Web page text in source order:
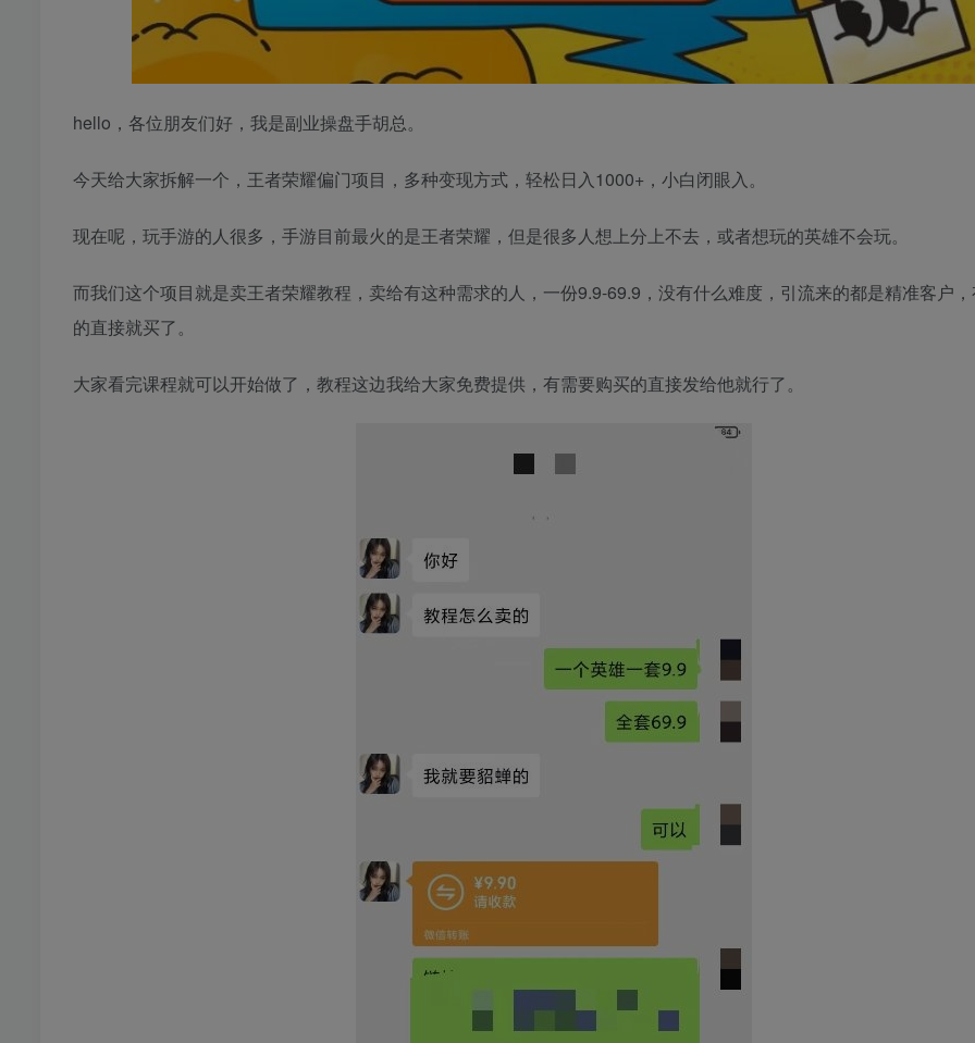
hello，各位朋友们好，我是副业操盘手胡总。
今天给大家拆解一个， 王者荣耀偏门项目 ，多种变现方式，轻松日入1000+，小白闭眼入。
现在呢，玩手游的人很多，手游目前最火的是王者荣耀，但是很多人想上分上不去，或者想玩的英雄不会玩。
而我们这个项目就是卖王者荣耀教程，卖给有这种需求的人，一份9.9-69.9，没有什么难度，引流来的都是精准客户
的直接就买了。
大家看完课程就可以开始做了，教程这边我给大家免费提供，有需要购买的直接发给他就行了。